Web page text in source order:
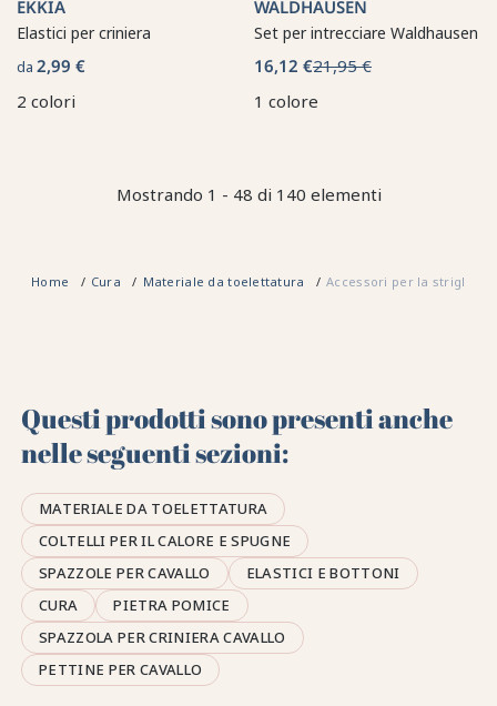
EKKIA
Elastici per criniera
da 2,99 €
2 colori
WALDHAUSEN
Set per intrecciare Waldhausen
16,12 €21,95 €
1 colore
Mostrando 1 - 48 di 140 elementi
Home Cura Materiale da toelettatura Accessori per la
Questi prodotti sono presenti anche
nelle seguenti sezioni:
MATERIALE DA TOELETTATURA
COLTELLI PER IL CALORE E SPUGNE
SPAZZOLE PER CAVALLO
ELASTICI E BOTTONI
CURA
PIETRA POMICE
SPAZZOLA PER CRINIERA CAVALLO
PETTINE PER CAVALLO